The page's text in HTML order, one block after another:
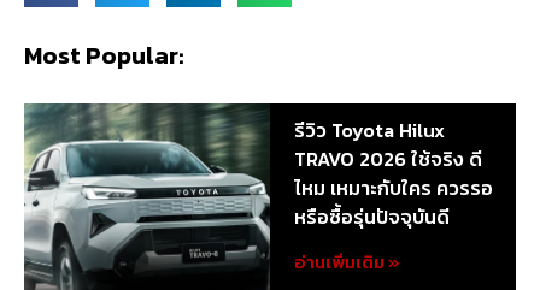
Most Popular:
รีวิว Toyota Hilux
TRAVO 2026 ใช้จริง ดี
ไหม เหมาะกับใคร ควรรอ
หรือซื้อรุ่นปัจจุบันดี
อ่านเพิ่มเติม »